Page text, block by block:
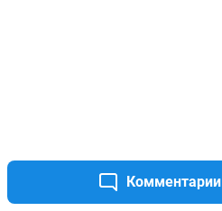
Комментарии